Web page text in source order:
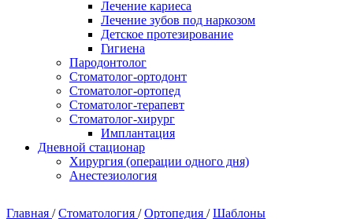
Лечение кариеса
Лечение зубов под наркозом
Детское протезирование
Гигиена
Пародонтолог
Стоматолог-ортодонт
Стоматолог-ортопед
Стоматолог-терапевт
Стоматолог-хирург
Имплантация
Дневной стационар
Хирургия (операции одного дня)
Анестезиология
Главная / Стоматология / Ортопедия / Шаблоны